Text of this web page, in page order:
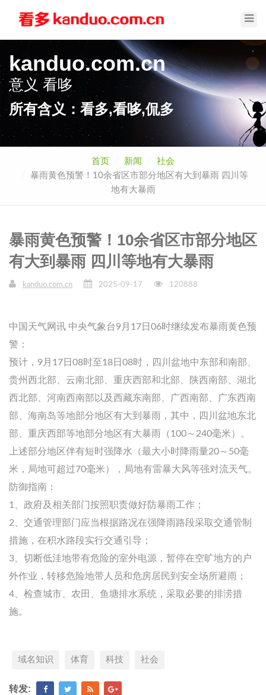
kanduo.com.cn
意义看哆
所有含义：看多,看哆,侃多
首页 新闻
社会
暴雨黄色预警！10余省区市部分地区有大到暴雨 四川等
地有大暴雨
暴雨黄色预警！10余省区市部分地区
有大到暴雨 四川等地有大暴雨
kanduo.com.cn 2025-09-17 120888
中国天气网讯 中央气象台9月17日06时继续发布暴雨黄色预
警：
预计，9月17日08时至18日08时，四川盆地中东部和南部、
贵州西北部、云南北部、重庆西部和北部、陕西南部、湖北
西北部、河南西南部以及西藏东南部、广西南部、广东西南
部、海南岛等地部分地区有大到暴雨，其中，四川盆地东北
部、重庆西部等地部分地区有大暴雨（100～240毫米）。
上述部分地区伴有短时强降水（最大小时降雨量20～50毫
米，局地可超过70毫米），局地有雷暴大风等强对流天气。
防御指南：
1、政府及相关部门按照职责做好防暴雨工作；
2、交通管理部门应当根据路况在强降雨路段采取交通管制
措施，在积水路段实行交通引导；
3、切断低洼地带有危险的室外电源，暂停在空旷地方的户
外作业，转移危险地带人员和危房居民到安全场所避雨；
4、检查城市、农田、鱼塘排水系统，采取必要的排涝措
施。
域名知识 体育 科技 社会
转发: